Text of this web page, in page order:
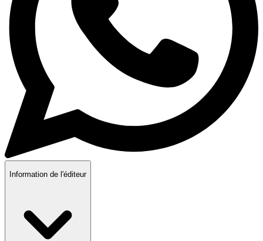
Information de l'éditeur